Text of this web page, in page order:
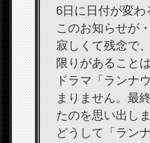
6日に日付が変
このお知らせが
寂しくて残念で
限りがあること
ドラマ「ランナ
まりません。最
たのを思い出しま
どうして「ラン